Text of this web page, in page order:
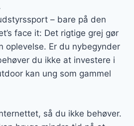
– bare på den
face it: Det rigtige grej gør
oplevelse. Er du nybegynder
du ikke at investere i
kan ung som gammel
så du ikke behøver.